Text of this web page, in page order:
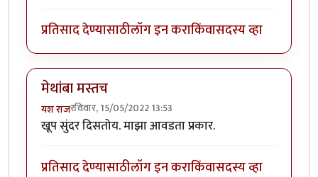
प्रतिसाद देण्यासाठीलॉग इन कराकिंवासदस्य व्हा
मेथांबा मस्तच
यश राजरविवार, 15/05/2022 13:53
खूप सुंदर दिसतोय. माझा आवडता प्रकार.
प्रतिसाद देण्यासाठीलॉग इन कराकिंवासदस्य व्हा